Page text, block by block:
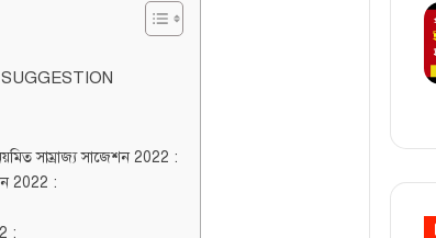
সাম্রাজ্য সাজেশন 2022 :
2022 :
: